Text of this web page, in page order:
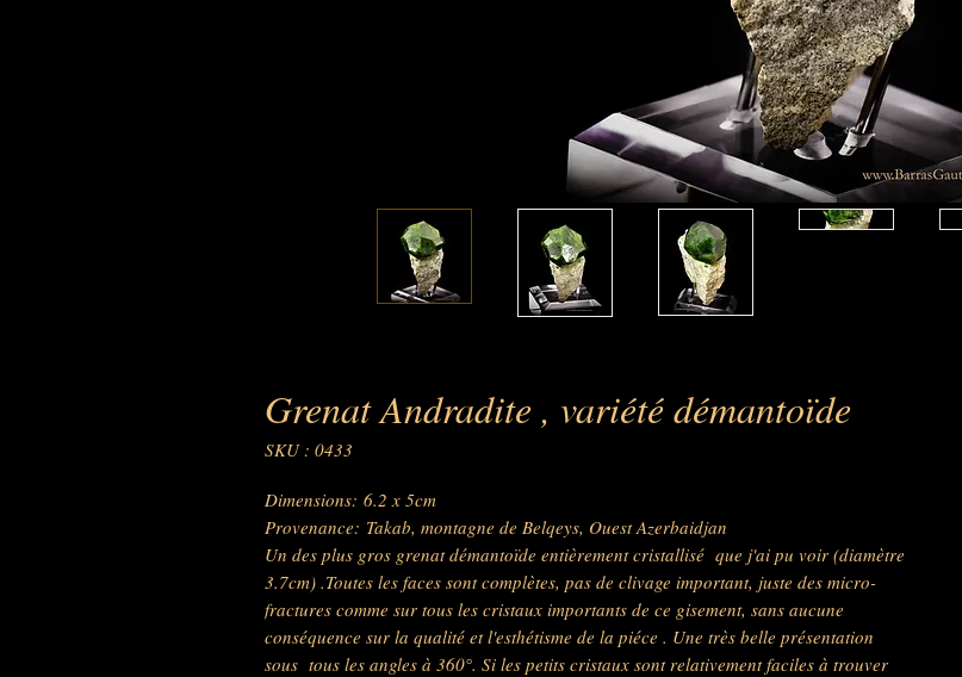
Grenat Andradite , variété démantoïde
SKU : 0433
Dimensions: 6.2 x 5cm
Provenance: Takab, montagne de Belqeys, Ouest Azerbaidjan
Un des plus gros grenat démantoïde entièrement cristallisé que j'ai pu voir (diamètre
3.7cm) .Toutes les faces sont complètes, pas de clivage important, juste des micro-
fractures comme sur tous les cristaux importants de ce gisement, sans aucune
conséquence sur la qualité et l'esthétisme de la piéce . Une très belle présentation
sous tous les angles à 360°. Si les petits cristaux sont relativement faciles à trouver